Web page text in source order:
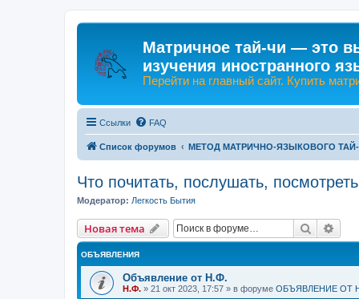
Матричное тай-чи — это
изучения иностранного
Перейти на главный сайт. Купить
Ссылки FAQ
Список форумов МЕТОД МАТРИЧНО-ЯЗЫКОВОГО
Что почитать, послушать,
Модератор: Легкость Бытия
Новая тема Поиск
ОБЪЯВЛЕНИЯ
Объявление от Н.Ф.
Н.Ф. » 21 окт 2023, 17:57 » в форуме ОБЪЯВЛЕНИЕ ОТ